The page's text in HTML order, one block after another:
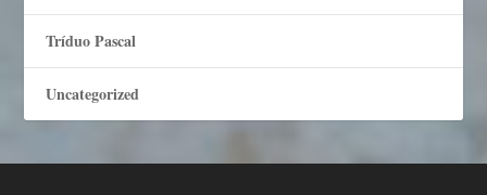
Tríduo Pascal
Uncategorized